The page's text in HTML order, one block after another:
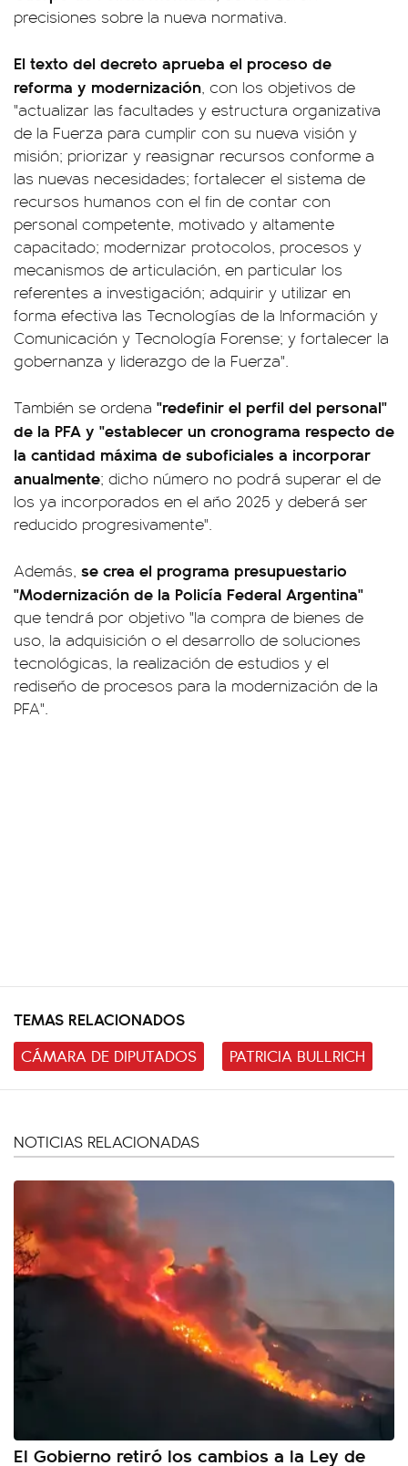
precisiones sobre la nueva normativa.
El texto del decreto aprueba el proceso de
reforma y modernización, con los objetivos de
"actualizar las facultades y estructura organizativa
de la Fuerza para cumplir con su nueva visión y
misión; priorizar y reasignar recursos conforme a
las nuevas necesidades; fortalecer el sistema de
recursos humanos con el fin de contar con
personal competente, motivado y altamente
capacitado; modernizar protocolos, procesos y
mecanismos de articulación, en particular los
referentes a investigación; adquirir y utilizar en
forma efectiva las Tecnologías de la Información y
Comunicación y Tecnología Forense; y fortalecer la
gobernanza y liderazgo de la Fuerza".
También se ordena "redefinir el perfil del personal"
de la PFA y "establecer un cronograma respecto de
la cantidad máxima de suboficiales a incorporar
anualmente; dicho número no podrá superar el de
los ya incorporados en el año 2025 y deberá ser
reducido progresivamente".
Además, se crea el programa presupuestario
"Modernización de la Policía Federal Argentina"
que tendrá por objetivo "la compra de bienes de
uso, la adquisición o el desarrollo de soluciones
tecnológicas, la realización de estudios y el
rediseño de procesos para la modernización de la
PFA".
TEMAS RELACIONADOS
CÁMARA DE DIPUTADOS
PATRICIA BULLRICH
NOTICIAS RELACIONADAS
El Gobierno retiró los cambios a la Ley de